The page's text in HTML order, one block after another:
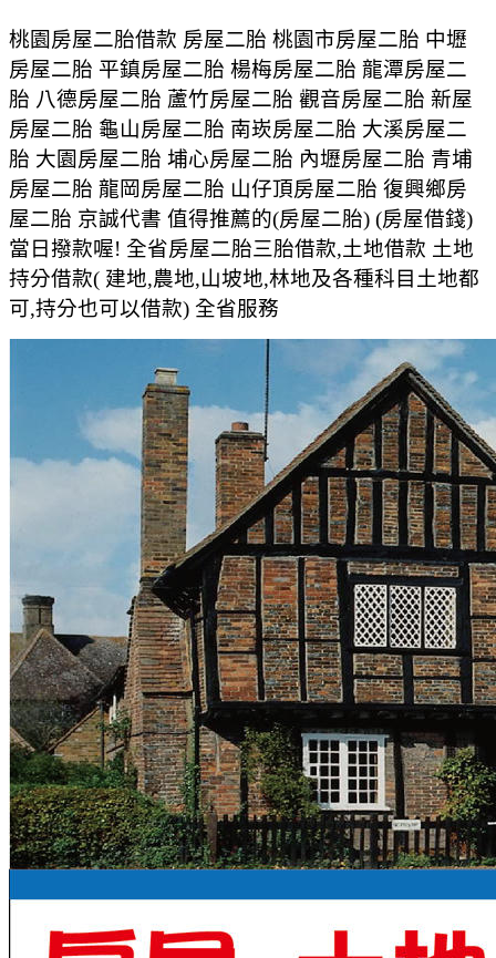
桃園房屋二胎借款 房屋二胎 桃園市房屋二胎 中壢
房屋二胎 平鎮房屋二胎 楊梅房屋二胎 龍潭房屋二
胎 八德房屋二胎 蘆竹房屋二胎 觀音房屋二胎 新屋
房屋二胎 龜山房屋二胎 南崁房屋二胎 大溪房屋二
胎 大園房屋二胎 埔心房屋二胎 內壢房屋二胎 青埔
房屋二胎 龍岡房屋二胎 山仔頂房屋二胎 復興鄉房
屋二胎 京誠代書 值得推薦的(房屋二胎) (房屋借錢)
當日撥款喔! 全省房屋二胎三胎借款,土地借款 土地
持分借款( 建地,農地,山坡地,林地及各種科目土地都
可,持分也可以借款) 全省服務